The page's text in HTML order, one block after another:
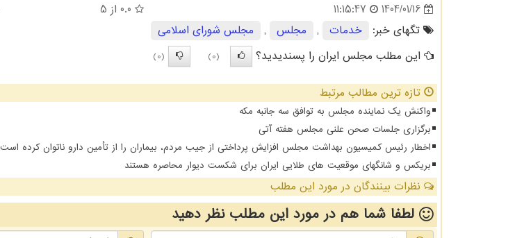
1404/01/16
11:15:47
0.0 از 5
تگهای خبر:
خدمات , مجلس ,
مجلس شورای اسلامی
این مطلب مجلس ایران را پسندیدید؟
(0)
(0)
تازه ترین مطالب مرتبط
واکنش یک نماینده مجلس به توافق سه جانبه مکه
برگزاری جلسات صحن علنی مجلس هفته آتی
اخطار رئیس کمیسیون بهداشت مجلس افزایش پرداختی از جیب مردم، بیماران را از تأمین دارو ناتوان کرده است
بریکس و شانگهای موقعیت های طلایی ایران برای شکست دیوار محاصره هستند
نظرات بینندگان در مورد این مطلب
لطفا شما هم در مورد این مطلب نظر دهید